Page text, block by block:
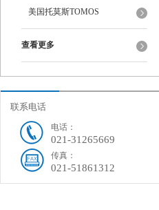
美国托莫斯TOMOS
查看更多
联系电话
电话：
021-31265669
传真：
021-51861312